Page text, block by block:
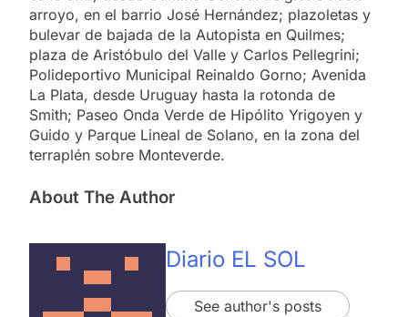
arroyo, en el barrio José Hernández; plazoletas y
bulevar de bajada de la Autopista en Quilmes;
plaza de Aristóbulo del Valle y Carlos Pellegrini;
Polideportivo Municipal Reinaldo Gorno; Avenida
La Plata, desde Uruguay hasta la rotonda de
Smith; Paseo Onda Verde de Hipólito Yrigoyen y
Guido y Parque Lineal de Solano, en la zona del
terraplén sobre Monteverde.
About The Author
Diario EL SOL
See author's posts